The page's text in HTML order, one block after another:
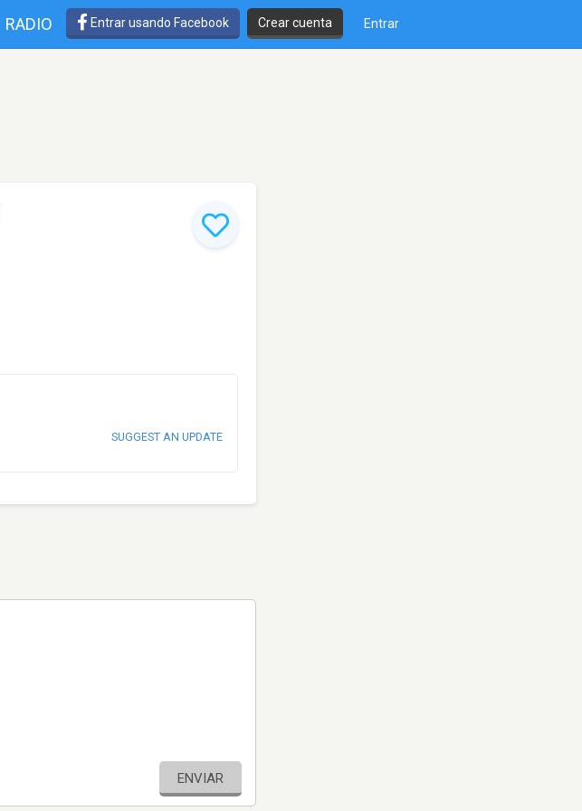
RADIO Entrar usando Facebook Crear cuenta Entrar
SUGGEST AN UPDATE
ENVIAR